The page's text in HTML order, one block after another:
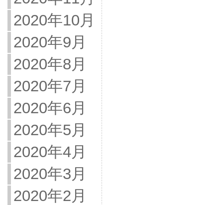
2020年10月
2020年9月
2020年8月
2020年7月
2020年6月
2020年5月
2020年4月
2020年3月
2020年2月